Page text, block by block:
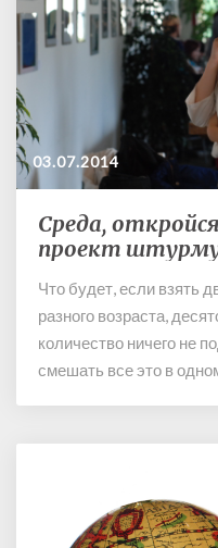
я
б
ч
и
т
л
я
03.07.2014
С
р
д
а
,
о
Среда,
проект
Что будет, если взять
разного возраста,
количество ничего не
смешать все это в